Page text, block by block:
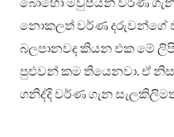
නොකලත් වර්ණ දරුවන්ගේ
බලපානවද කියන එක මේ
පුළුවන් කම තියෙනවා. ඒ
ගනිද්දි වර්ණ ගැන